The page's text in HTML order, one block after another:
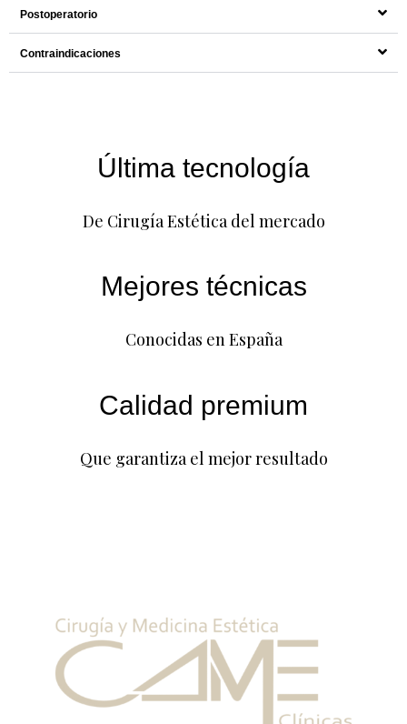
Postoperatorio
Contraindicaciones
Última tecnología
De Cirugía Estética del mercado
Mejores técnicas
Conocidas en España
Calidad premium
Que garantiza el mejor resultado